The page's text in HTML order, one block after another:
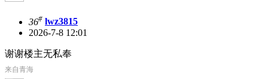
36# lwz3815
2026-7-8 12:01
谢谢楼主无私奉
来自青海